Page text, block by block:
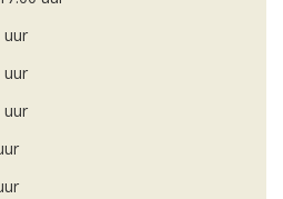
uur
uur
uur